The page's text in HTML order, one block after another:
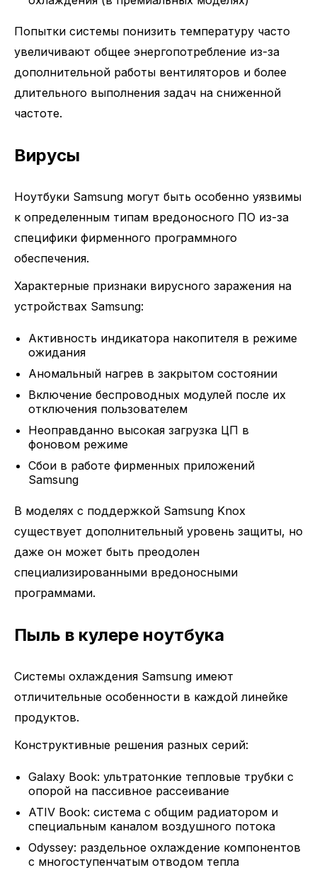
Попытки системы понизить температуру часто
увеличивают общее энергопотребление из-за
дополнительной работы вентиляторов и более
длительного выполнения задач на сниженной
частоте.
Вирусы
Ноутбуки Samsung могут быть особенно уязвимы
к определенным типам вредоносного ПО из-за
специфики фирменного программного
обеспечения.
Характерные признаки вирусного заражения на
устройствах Samsung:
Активность индикатора накопителя в режиме
ожидания
Аномальный нагрев в закрытом состоянии
Включение беспроводных модулей после их
отключения пользователем
Неоправданно высокая загрузка ЦП в
фоновом режиме
Сбои в работе фирменных приложений
Samsung
В моделях с поддержкой Samsung Knox
существует дополнительный уровень защиты, но
даже он может быть преодолен
специализированными вредоносными
программами.
Пыль в кулере ноутбука
Системы охлаждения Samsung имеют
отличительные особенности в каждой линейке
продуктов.
Конструктивные решения разных серий:
Galaxy Book: ультратонкие тепловые трубки с
опорой на пассивное рассеивание
ATIV Book: система с общим радиатором и
специальным каналом воздушного потока
Odyssey: раздельное охлаждение компонентов
с многоступенчатым отводом тепла